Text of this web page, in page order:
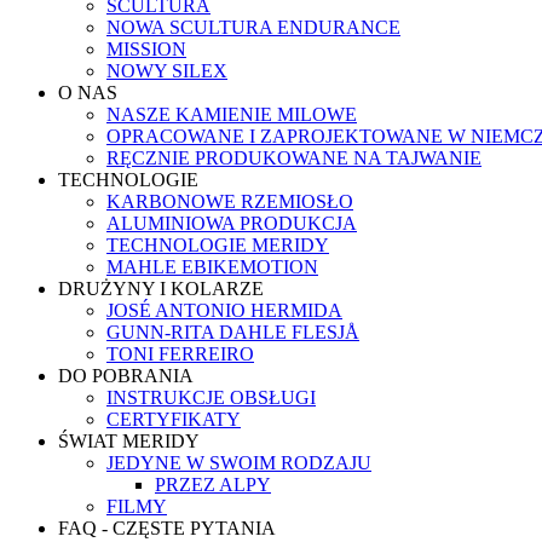
SCULTURA
NOWA SCULTURA ENDURANCE
MISSION
NOWY SILEX
O NAS
NASZE KAMIENIE MILOWE
OPRACOWANE I ZAPROJEKTOWANE W
RĘCZNIE PRODUKOWANE NA TAJWANIE
TECHNOLOGIE
KARBONOWE RZEMIOSŁO
ALUMINIOWA PRODUKCJA
TECHNOLOGIE MERIDY
MAHLE EBIKEMOTION
DRUŻYNY I KOLARZE
JOSÉ ANTONIO HERMIDA
GUNN-RITA DAHLE FLESJÅ
TONI FERREIRO
DO POBRANIA
INSTRUKCJE OBSŁUGI
CERTYFIKATY
ŚWIAT MERIDY
JEDYNE W SWOIM RODZAJU
PRZEZ ALPY
FILMY
FAQ - CZĘSTE PYTANIA